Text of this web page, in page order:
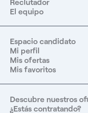
Referencia del
de la Unión
forma gratuita
Asistencia para la
Asesor o asesora
Encuentra más de
sanitario en nuestra
Group. Aprovecha
tu disposición y un
El equipo
Espacio candidato
Mi perfil
Mis ofertas
Mis favoritos
Descubre nuestros
¿Estás contratando?